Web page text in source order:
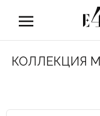
КОЛЛЕКЦИЯ